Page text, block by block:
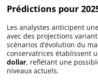
Prédictions pour
Les analystes anticipent
avec des projections
scénarios d’évolution du
conservatrices établissent
dollar, reflétant une
niveaux actuels.